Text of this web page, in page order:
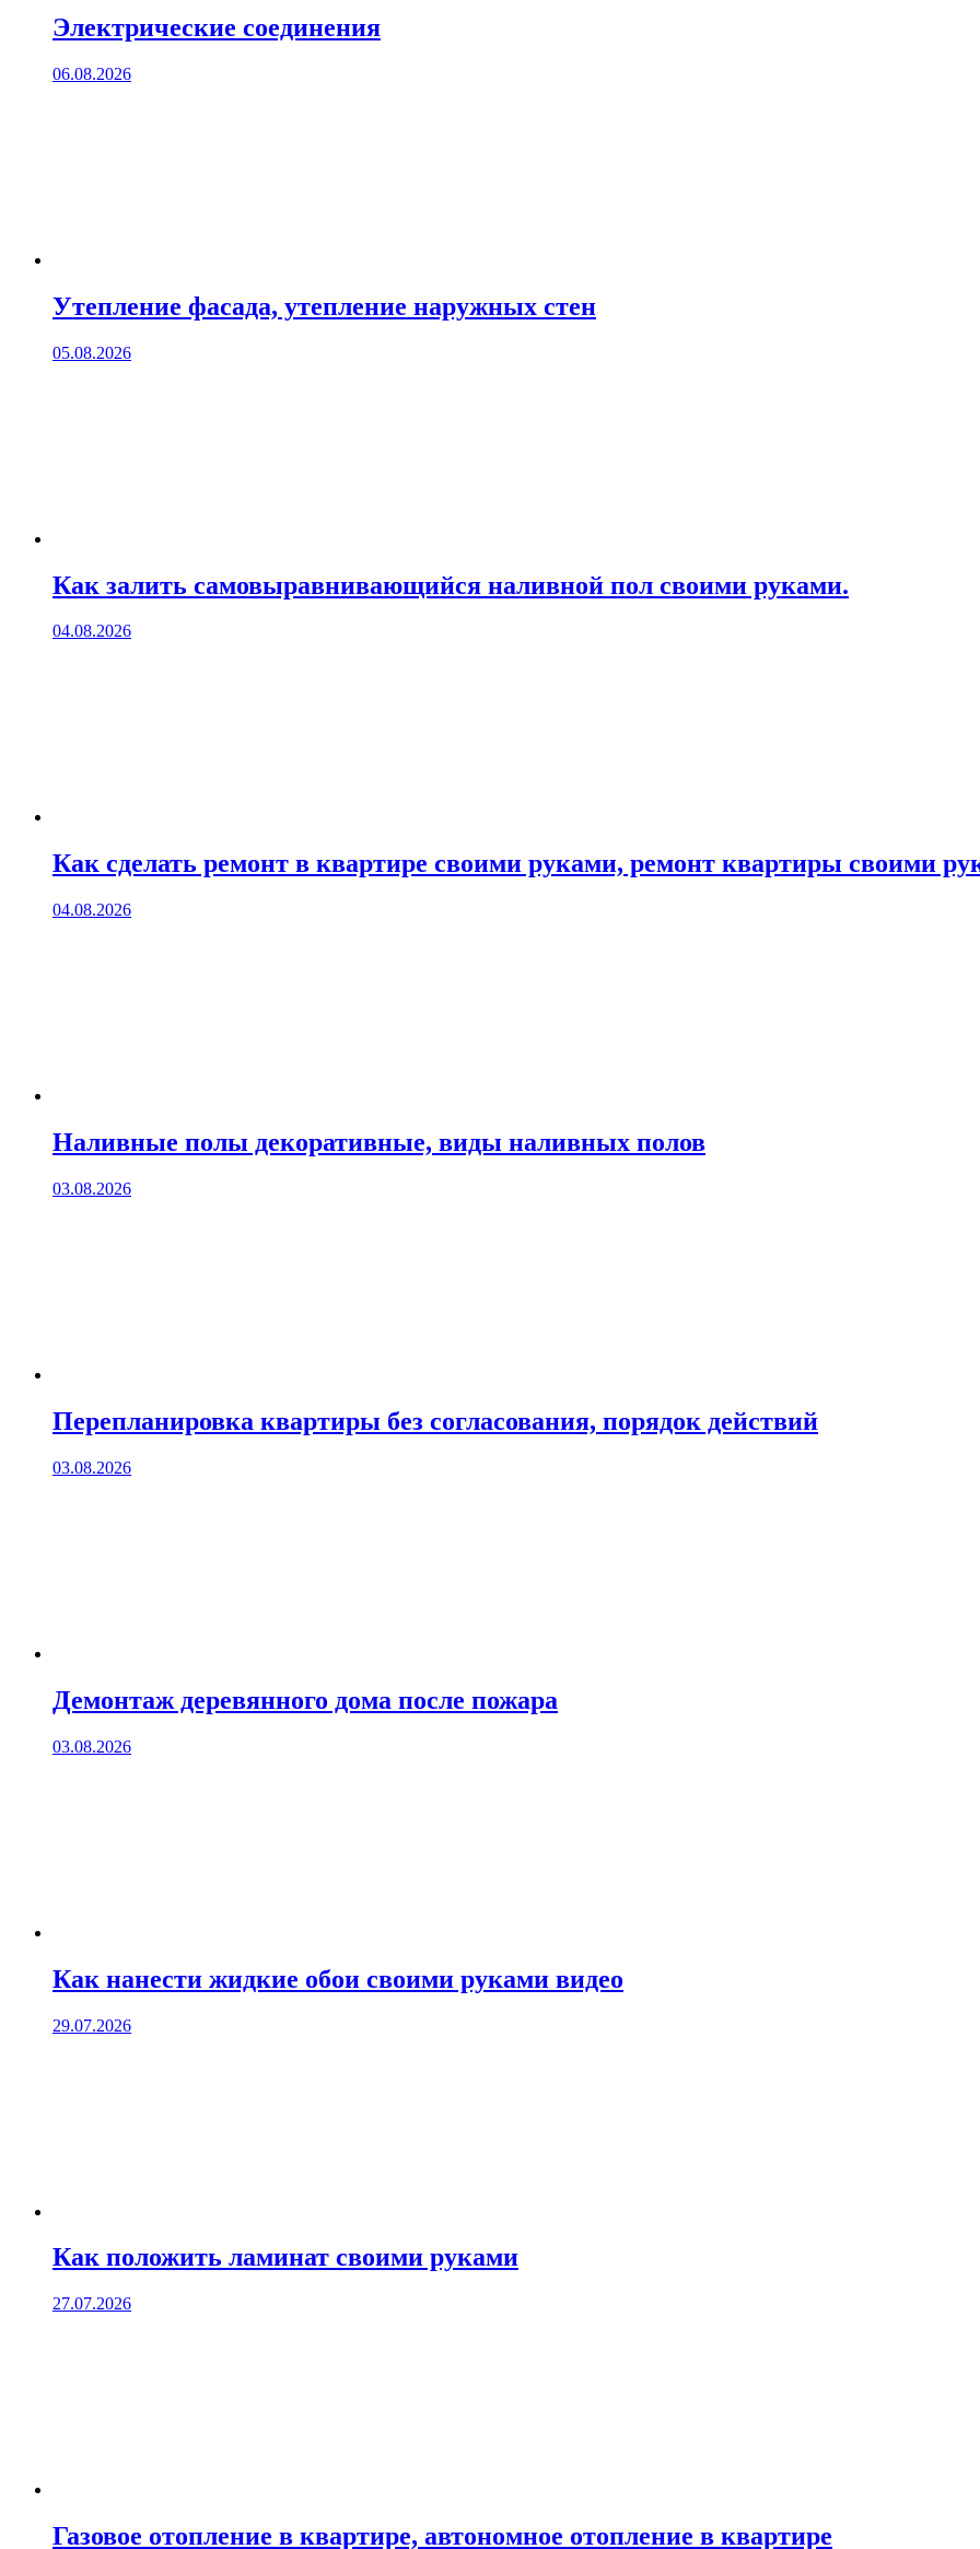
Электрические соединения
06.08.2026
Утепление фасада, утепление наружных стен
05.08.2026
Как залить самовыравнивающийся наливной пол своими руками.
04.08.2026
Как сделать ремонт в квартире своими руками, ремонт квартиры своими
04.08.2026
Наливные полы декоративные, виды наливных полов
03.08.2026
Перепланировка квартиры без согласования, порядок действий
03.08.2026
Демонтаж деревянного дома после пожара
03.08.2026
Как нанести жидкие обои своими руками видео
29.07.2026
Как положить ламинат своими руками
27.07.2026
Газовое отопление в квартире, автономное отопление в квартире